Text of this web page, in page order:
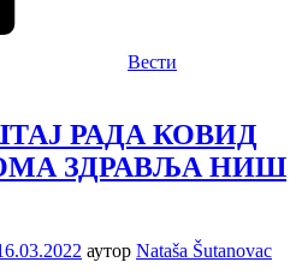
Вести
РАДА КОВИД
ЗДРАВЉА НИШ
аутор Nataša Šutanovac